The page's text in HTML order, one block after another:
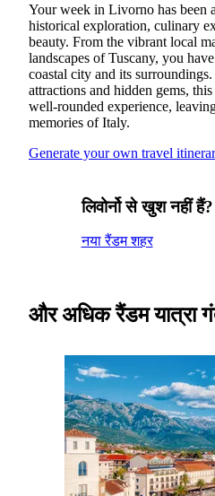
Your week in Livorno has been
historical exploration, culinary
beauty. From the vibrant local
landscapes of Tuscany, you
coastal city and its
attractions and hidden gems,
well-rounded experience,
memories of Italy.
Generate your own travel
लिवोर्नो से खुश नहीं
नया रैंडम शहर
और अधिक रैंडम यात्रा